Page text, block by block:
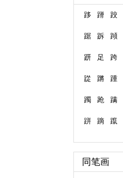
跢 蹐 跤
踞 跅 蹞
趼 足 跨
踨 蹡 踵
躅 跄 蹒
跰 蹢 躥
同笔画